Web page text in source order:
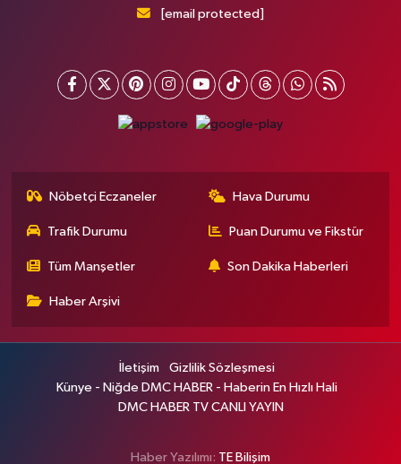
[email protected]
Nöbetçi Eczaneler Hava Durumu
Trafik Durumu Puan Durumu ve Fikstür
Tüm Manşetler Son Dakika Haberleri
Haber Arşivi
İletişim
Gizlilik Sözleşmesi
Künye - Niğde DMC HABER - Haberin En Hızlı Hali
DMC HABER TV CANLI YAYIN
Haber Yazılımı: TE Bilişim